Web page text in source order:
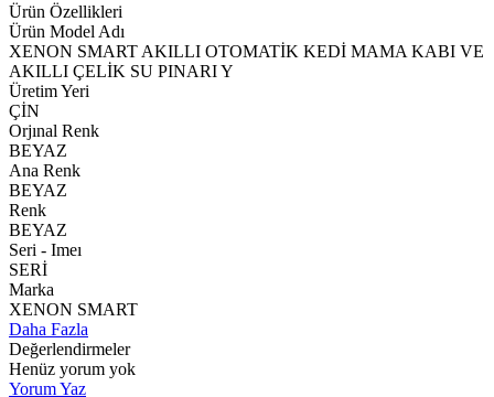
Ürün Özellikleri
Ürün Model Adı
XENON SMART AKILLI OTOMATİK KEDİ MAMA KABI VE
AKILLI ÇELİK SU PINARI Y
Üretim Yeri
ÇİN
Orjınal Renk
BEYAZ
Ana Renk
BEYAZ
Renk
BEYAZ
Seri - Imeı
SERİ
Marka
XENON SMART
Daha Fazla
Değerlendirmeler
Henüz yorum yok
Yorum Yaz